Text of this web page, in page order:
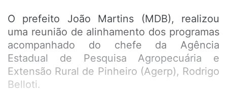
O prefeito João Martins (MDB), realizou
uma reunião de alinhamento dos programas
acompanhado do chefe da Agência
Estadual de Pesquisa Agropecuária e
Extensão Rural de Pinheiro (Agerp), Rodrigo
Belloti.